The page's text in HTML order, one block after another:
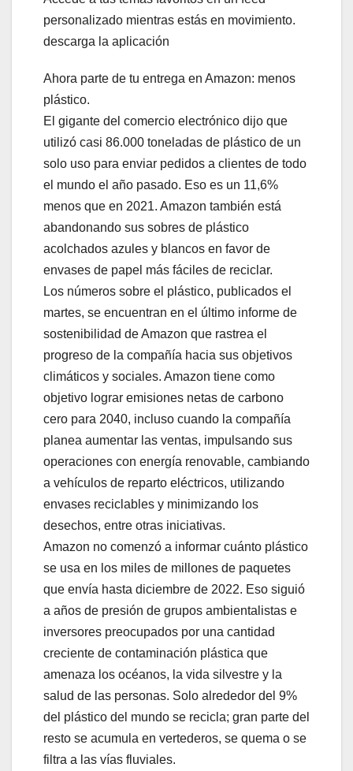
personalizado mientras estás en movimiento.
descarga la aplicación
Ahora parte de tu entrega en Amazon: menos
plástico.
El gigante del comercio electrónico dijo que
utilizó casi 86.000 toneladas de plástico de un
solo uso para enviar pedidos a clientes de todo
el mundo el año pasado. Eso es un 11,6%
menos que en 2021. Amazon también está
abandonando sus sobres de plástico
acolchados azules y blancos en favor de
envases de papel más fáciles de reciclar.
Los números sobre el plástico, publicados el
martes, se encuentran en el último informe de
sostenibilidad de Amazon que rastrea el
progreso de la compañía hacia sus objetivos
climáticos y sociales. Amazon tiene como
objetivo lograr emisiones netas de carbono
cero para 2040, incluso cuando la compañía
planea aumentar las ventas, impulsando sus
operaciones con energía renovable, cambiando
a vehículos de reparto eléctricos, utilizando
envases reciclables y minimizando los
desechos, entre otras iniciativas.
Amazon no comenzó a informar cuánto plástico
se usa en los miles de millones de paquetes
que envía hasta diciembre de 2022. Eso siguió
a años de presión de grupos ambientalistas e
inversores preocupados por una cantidad
creciente de contaminación plástica que
amenaza los océanos, la vida silvestre y la
salud de las personas. Solo alrededor del 9%
del plástico del mundo se recicla; gran parte del
resto se acumula en vertederos, se quema o se
filtra a las vías fluviales.